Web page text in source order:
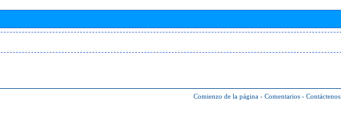
Comienzo de la página - Comentarios - Contáctenos